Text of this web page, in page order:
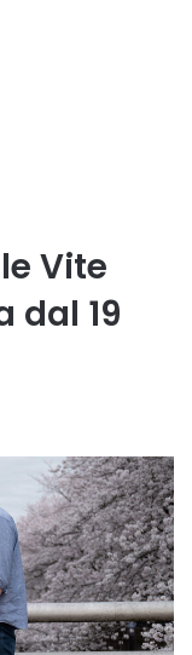
Vite
dal 19